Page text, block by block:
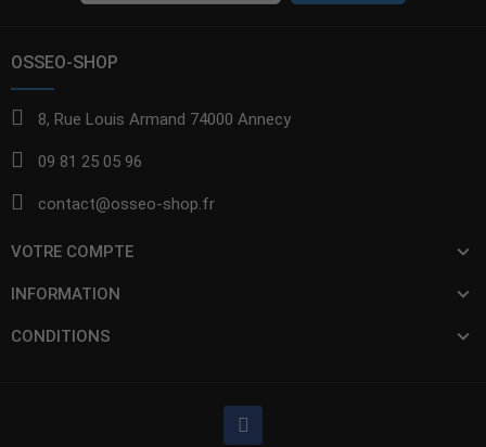
OSSEO-SHOP
8, Rue Louis Armand 74000 Annecy
09 81 25 05 96
contact@osseo-shop.fr
VOTRE COMPTE
INFORMATION
CONDITIONS